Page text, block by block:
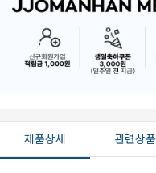
제품상세 관련상품